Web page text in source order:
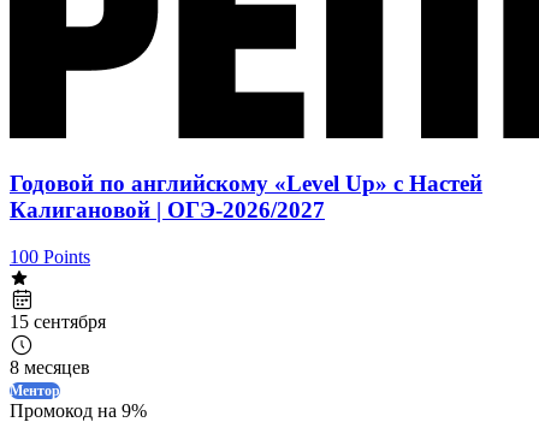
Годовой по английскому «Level Up» с Настей
Калигановой | ОГЭ-2026/2027
100 Points
15 сентября
8 месяцев
Ментор
Промокод на 9%